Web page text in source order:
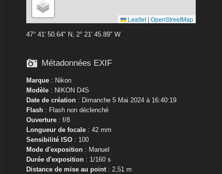
Leaflet | OpenStreetMap
47° 41' 50.64" N, 2° 21' 45.89" W
 Métadonnées EXIF
Marque: Nikon
Modèle: NIKON D4S
Date de création: Dimanche 5 Mai 2024 à 16:40:19
Flash: Flash non déclenché
Ouverture: f/8
Longueur de focale: 42 mm
Sensibilité ISO: 100
Mode d'exposition: Manuel
Durée d'exposition: 1/160 s
Distance de mise au point: 2,51 m